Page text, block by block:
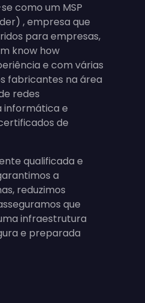
como um MSP
, empresa que
para empresas,
know how
e com várias
fabricantes na área
redes
informática e
de
qualificada e
a
reduzimos
que
infraestrutura
e preparada